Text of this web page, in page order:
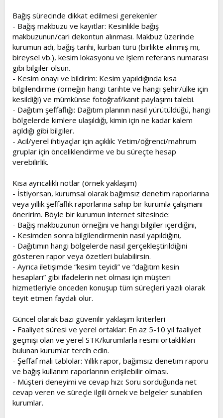
Bağış sürecinde dikkat edilmesi gerekenler
- Bağış makbuzu ve kayıtlar: Kesinlikle bağış
makbuzunun/cari dekontun alınması. Makbuz üzerinde
kurumun adı, bağış tarihi, kurban türü (birlikte alınmış mı,
bireysel vb.), kesim lokasyonu ve işlem referans numarası
gibi bilgiler olsun.
- Kesim onayı ve bildirim: Kesim yapıldığında kısa
bilgilendirme (örneğin hangi tarihte ve hangi şehir/ülke için
kesildiği) ve mümkünse fotoğraf/kanıt paylaşımı talebi.
- Dağıtım şeffaflığı: Dağıtım planının nasıl yürütüldüğü, hangi
bölgelerde kimlere ulaşıldığı, kimin için ne kadar kalem
açıldığı gibi bilgiler.
- Acil/yerel ihtiyaçlar için açıklık: Yetim/öğrenci/mahrum
gruplar için önceliklendirme ve bu süreçte hesap
verebilirlik.
Kısa ayrıcalıklı notlar (örnek yaklaşım)
- İstiyorsan, kurumsal olarak bağımsız denetim raporlarına
veya yıllık şeffaflık raporlarına sahip bir kurumla çalışmanı
öneririm. Böyle bir kurumun internet sitesinde:
- Bağış makbuzunun örneğini ve hangi bilgiler içerdiğini,
- Kesimden sonra bilgilendirmenin nasıl yapıldığını,
- Dağıtımın hangi bölgelerde nasıl gerçekleştirildiğini
gösteren rapor veya özetleri bulabilirsin.
- Ayrıca iletişimde “kesim teyidi” ve “dağıtım kesin
hesapları” gibi ifadelerin net olması için müşteri
hizmetleriyle önceden konuşup tüm süreçleri yazılı olarak
teyit etmen faydalı olur.
Güncel olarak bazı güvenilir yaklaşım kriterleri
- Faaliyet süresi ve yerel ortaklar: En az 5-10 yıl faaliyet
geçmişi olan ve yerel STK/kurumlarla resmi ortaklıkları
bulunan kurumlar tercih edin.
- Şeffaf mali tablolar: Yıllık rapor, bağımsız denetim raporu
ve bağış kullanım raporlarının erişilebilir olması.
- Müşteri deneyimi ve cevap hızı: Soru sorduğunda net
cevap veren ve süreçle ilgili örnek ve belgeler sunabilen
kurumlar.